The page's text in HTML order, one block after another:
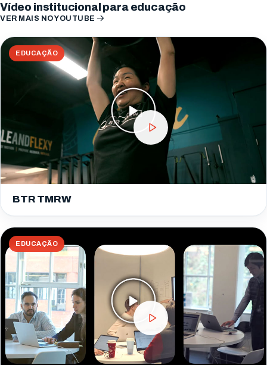
Vídeo institucional para educação
VER MAIS NO YOUTUBE
EDUCAÇÃO
BTR TMRW
EDUCAÇÃO